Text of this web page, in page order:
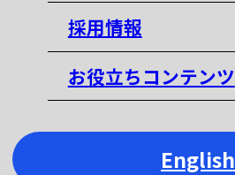
採用情報
お役立ちコンテンツ
English